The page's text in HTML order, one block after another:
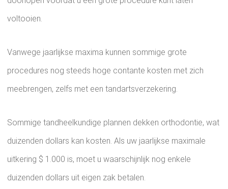
voltooien.
Vanwege jaarlijkse maxima kunnen sommige grote
procedures nog steeds hoge contante kosten met zich
meebrengen, zelfs met een tandartsverzekering.
Sommige tandheelkundige plannen dekken orthodontie, wat
duizenden dollars kan kosten. Als uw jaarlijkse maximale
uitkering $ 1.000 is, moet u waarschijnlijk nog enkele
duizenden dollars uit eigen zak betalen.